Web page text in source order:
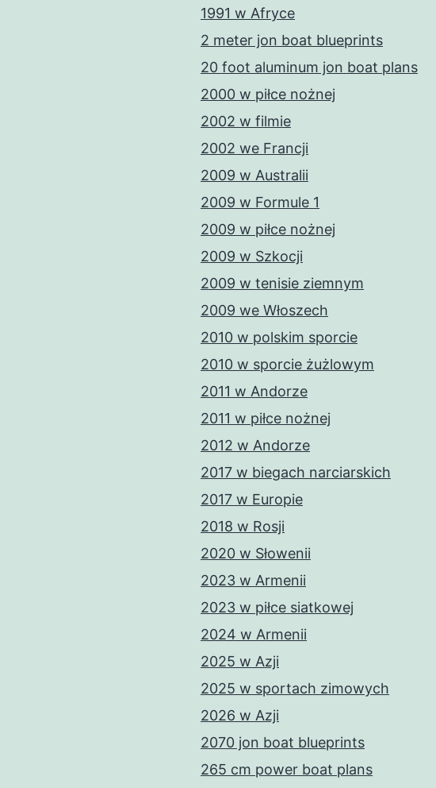
1991 w Afryce
2 meter jon boat blueprints
20 foot aluminum jon boat plans
2000 w piłce nożnej
2002 w filmie
2002 we Francji
2009 w Australii
2009 w Formule 1
2009 w piłce nożnej
2009 w Szkocji
2009 w tenisie ziemnym
2009 we Włoszech
2010 w polskim sporcie
2010 w sporcie żużlowym
2011 w Andorze
2011 w piłce nożnej
2012 w Andorze
2017 w biegach narciarskich
2017 w Europie
2018 w Rosji
2020 w Słowenii
2023 w Armenii
2023 w piłce siatkowej
2024 w Armenii
2025 w Azji
2025 w sportach zimowych
2026 w Azji
2070 jon boat blueprints
265 cm power boat plans